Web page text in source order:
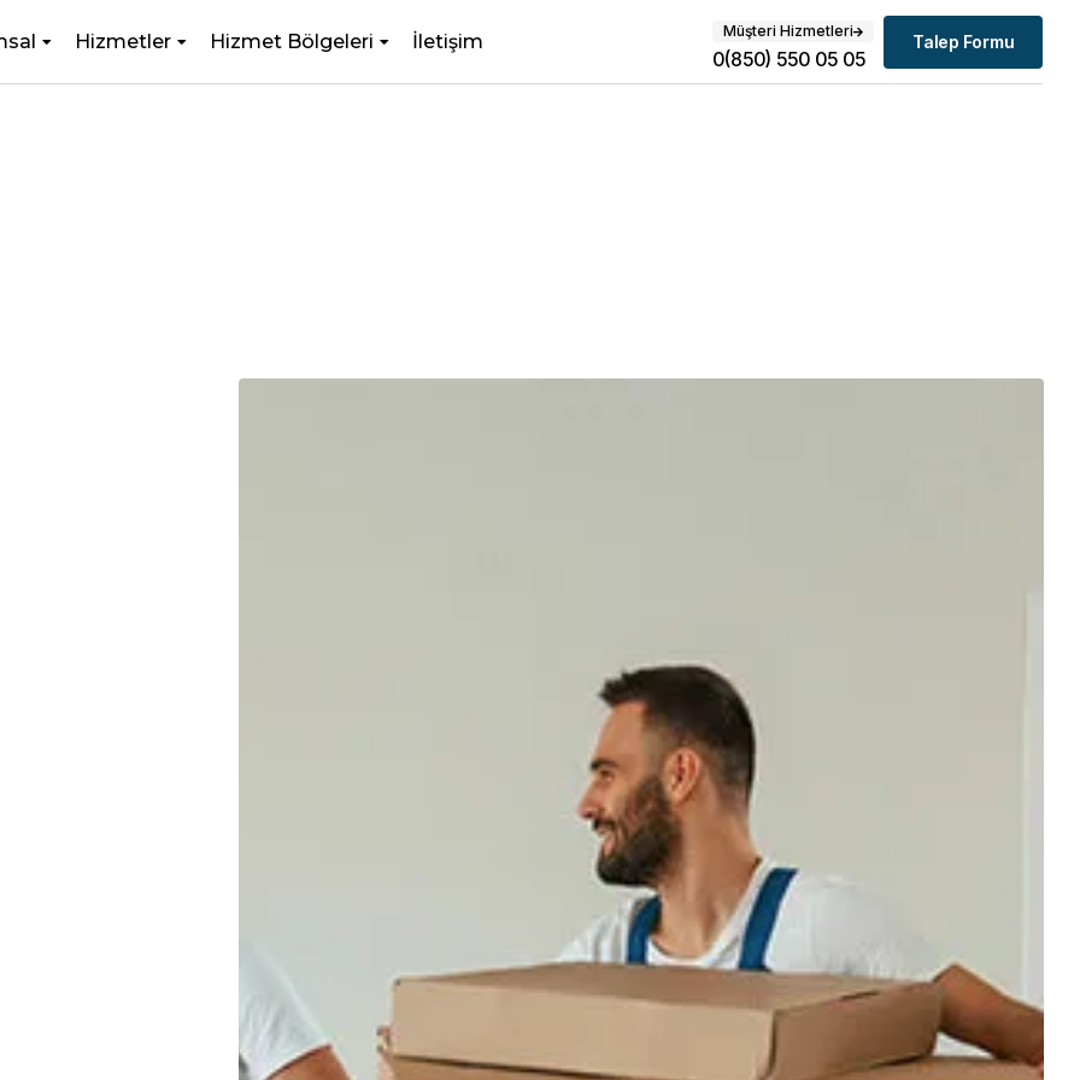
Hizmetler Hizmet Bölgeleri İletişim Müşteri Hizmetleri
0(850) 550 05 05
Talep Formu